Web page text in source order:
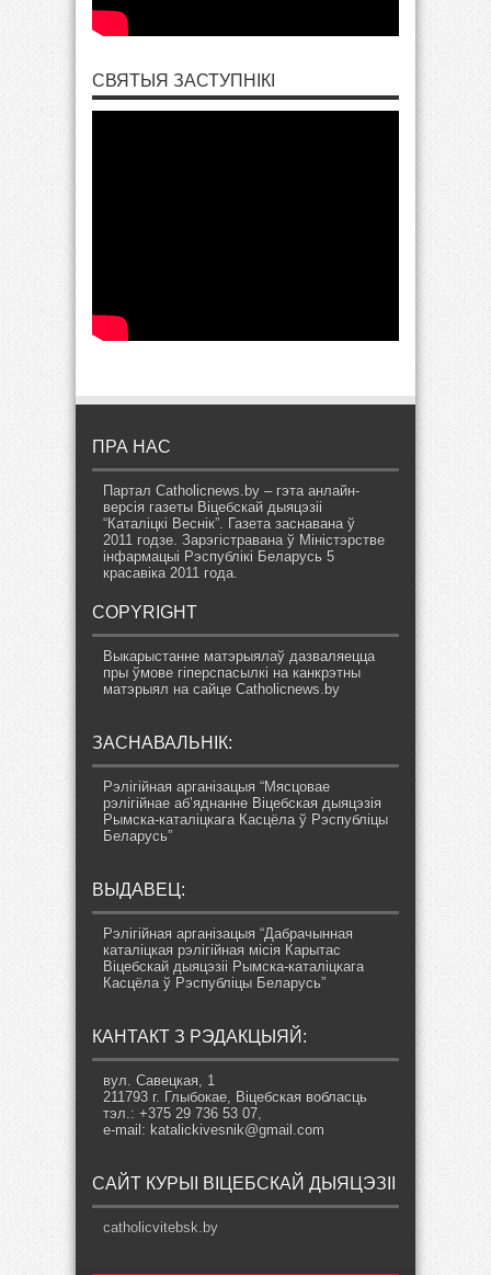
СВЯТЫЯ ЗАСТУПНІКІ
ПРА НАС
Партал Catholicnews.by – гэта анлайн-
версія газеты Віцебскай дыяцэзіі
“Каталіцкі Веснік”. Газета заснавана ў
2011 годзе. Зарэгістравана ў Міністэрстве
інфармацыі Рэспублікі Беларусь 5
красавіка 2011 года.
COPYRIGHT
Выкарыстанне матэрыялаў дазваляецца
пры ўмове гіперспасылкі на канкрэтны
матэрыял на сайце Catholicnews.by
ЗАСНАВАЛЬНІК:
Рэлігійная арганізацыя “Мясцовае
рэлігійнае аб’яднанне Віцебская дыяцэзія
Рымска-каталіцкага Касцёла ў Рэспубліцы
Беларусь”
ВЫДАВЕЦ:
Рэлігійная арганізацыя “Дабрачынная
каталіцкая рэлігійная місія Карытас
Віцебскай дыяцэзіі Рымска-каталіцкага
Касцёла ў Рэспубліцы Беларусь”
КАНТАКТ З РЭДАКЦЫЯЙ:
вул. Савецкая, 1
211793 г. Глыбокае, Віцебская вобласць
тэл.: +375 29 736 53 07,
e-mail: katalickivesnik@gmail.com
САЙТ КУРЫІ ВІЦЕБСКАЙ ДЫЯЦЭЗІІ
catholicvitebsk.by